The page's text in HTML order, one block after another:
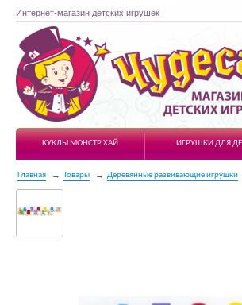
Интернет-магазин детских игрушек
Чудесарик
КУКЛЫ МОНСТР ХАЙ
ИГРУШКИ ДЛЯ
Главная Товары Деревянные развивающие игрушки